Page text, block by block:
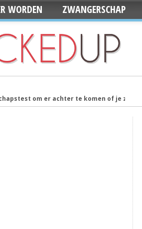
WORDEN ZWANGERSCHAP
om er achter te komen of je
babynamen van 2014
op de dag dat je baby geboren wordt
Posted 13
dit jaar op ‘Staycation’: Ze blijven lekker